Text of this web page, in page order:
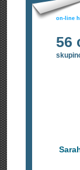
on-line
56